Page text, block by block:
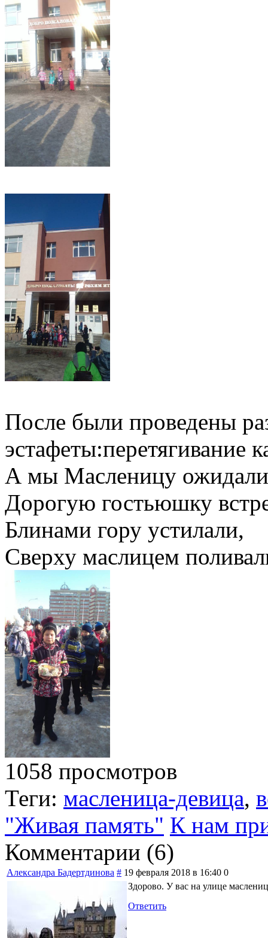
После были проведены
эстафеты:перетягивание
А мы Масленицу
Дорогую гостьюшку
Блинами гору устилали,
Сверху маслицем
1058 просмотров
Теги: масленица-девица,
"Живая память" К нам
Комментарии (6)
Александра Бадертдинова # 19 февраля 2018 в 16:40 0
Здорово. У вас на улице
Ответить